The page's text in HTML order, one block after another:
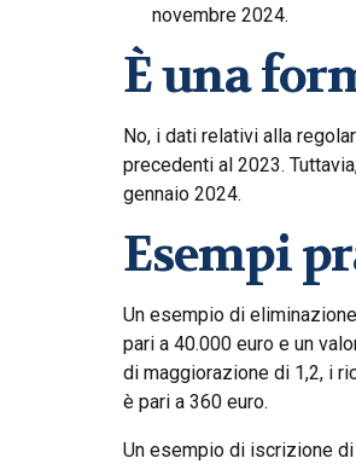
novembre 2024.
È una
No, i dati relativi alla
precedenti al 2023.
gennaio 2024.
Esempi
Un esempio di
pari a 40.000 euro e un
di maggiorazione di 1,2, i
è pari a 360 euro.
Un esempio di iscrizione